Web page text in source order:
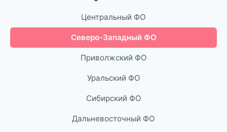
Центральный ФО
Северо-Западный ФО
Приволжский ФО
Уральский ФО
Сибирский ФО
Дальневосточный ФО